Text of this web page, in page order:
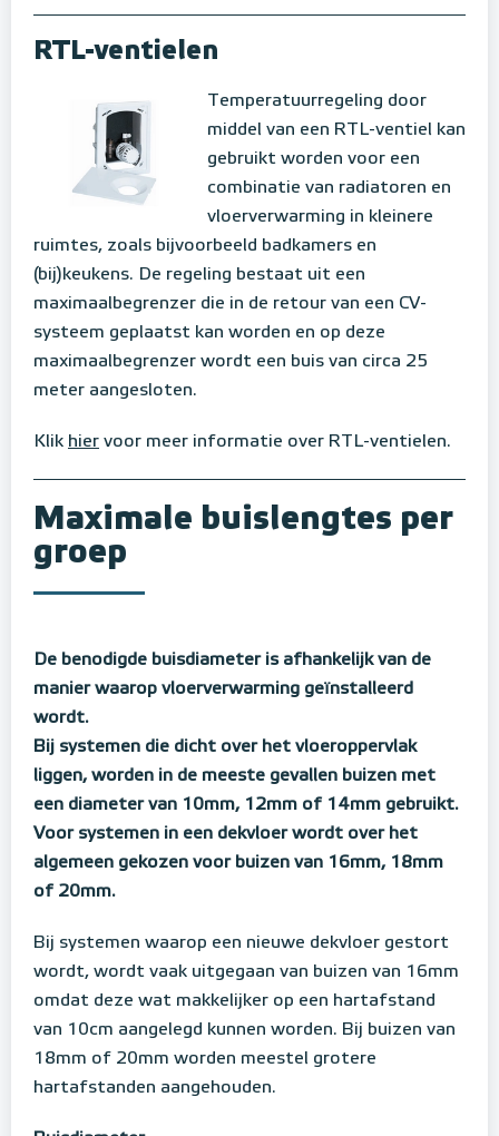
RTL-ventielen
Temperatuurregeling door
middel van een RTL-ventiel kan
gebruikt worden voor een
combinatie van radiatoren en
vloerverwarming in kleinere
ruimtes, zoals bijvoorbeeld badkamers en
(bij)keukens. De regeling bestaat uit een
maximaalbegrenzer die in de retour van een CV-
systeem geplaatst kan worden en op deze
maximaalbegrenzer wordt een buis van circa 25
meter aangesloten.
Klik hier voor meer informatie over RTL-ventielen.
Maximale buislengtes per
groep
De benodigde buisdiameter is afhankelijk van de
manier waarop vloerverwarming geïnstalleerd
wordt.
Bij systemen die dicht over het vloeroppervlak
liggen, worden in de meeste gevallen buizen met
een diameter van 10mm, 12mm of 14mm gebruikt.
Voor systemen in een dekvloer wordt over het
algemeen gekozen voor buizen van 16mm, 18mm
of 20mm.
Bij systemen waarop een nieuwe dekvloer gestort
wordt, wordt vaak uitgegaan van buizen van 16mm
omdat deze wat makkelijker op een hartafstand
van 10cm aangelegd kunnen worden. Bij buizen van
18mm of 20mm worden meestel grotere
hartafstanden aangehouden.